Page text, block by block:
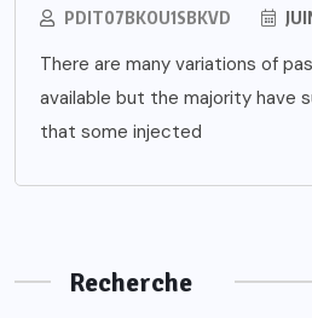
PDIT07BKOU1SBKVD
There are many variations of
available but the majority have
that some injected
Recherche